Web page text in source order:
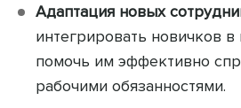
Адаптация новых
интегрировать новичков в
помочь им эффективно
рабочими обязанностями.